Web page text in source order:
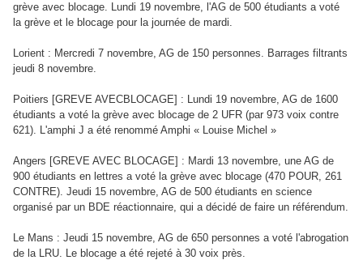
grève avec blocage. Lundi 19 novembre, l'AG de 500 étudiants a voté
la grève et le blocage pour la journée de mardi.
Lorient : Mercredi 7 novembre, AG de 150 personnes. Barrages filtrants
jeudi 8 novembre.
Poitiers [GREVE AVECBLOCAGE] : Lundi 19 novembre, AG de 1600
étudiants a voté la grève avec blocage de 2 UFR (par 973 voix contre
621). L'amphi J a été renommé Amphi « Louise Michel »
Angers [GREVE AVEC BLOCAGE] : Mardi 13 novembre, une AG de
900 étudiants en lettres a voté la grève avec blocage (470 POUR, 261
CONTRE). Jeudi 15 novembre, AG de 500 étudiants en science
organisé par un BDE réactionnaire, qui a décidé de faire un référendum.
Le Mans : Jeudi 15 novembre, AG de 650 personnes a voté l'abrogation
de la LRU. Le blocage a été rejeté à 30 voix près.